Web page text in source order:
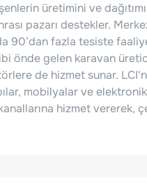
üretimini ve
pazarı destekler.
90’dan fazla tesiste
önde gelen karavan
de hizmet sunar.
mobilyalar ve
hizmet vererek,